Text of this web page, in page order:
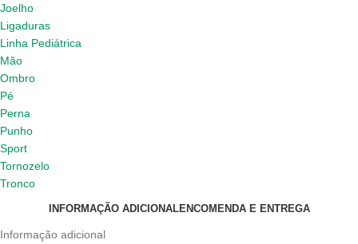
Joelho
Ligaduras
Linha Pediátrica
Mão
Ombro
Pé
Perna
Punho
Sport
Tornozelo
Tronco
INFORMAÇÃO ADICIONALENCOMENDA E ENTREGA
Informação adicional